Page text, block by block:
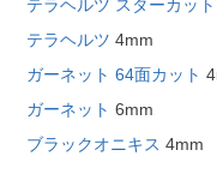
テラヘルツ スターカット
テラヘルツ 4mm
ガーネット 64面カット
ガーネット 6mm
ブラックオニキス 4mm